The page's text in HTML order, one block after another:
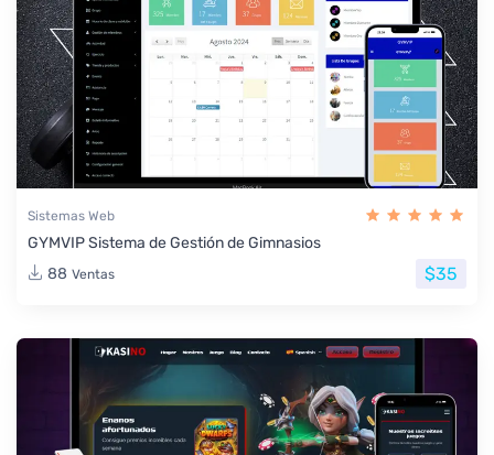
Sistemas Web
GYMVIP Sistema de Gestión de Gimnasios
88 Ventas $35